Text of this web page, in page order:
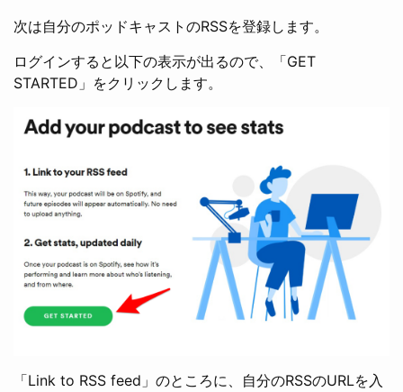
次は自分のポッドキャストのRSSを登録します。
ログインすると以下の表示が出るので、「GET
STARTED」をクリックします。
「Link to RSS feed」のところに、自分のRSSのURLを入